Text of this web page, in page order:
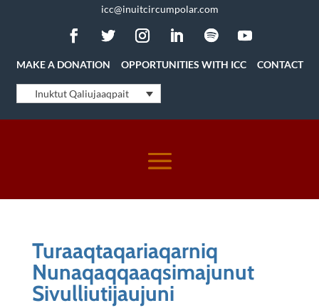
icc@inuitcircumpolar.com
MAKE A DONATION OPPORTUNITIES WITH ICC CONTACT
Inuktut Qaliujaaqpait
Turaaqtaqariaqarniq
Nunaqaqqaaqsimajunut
Sivulliutijaujuni